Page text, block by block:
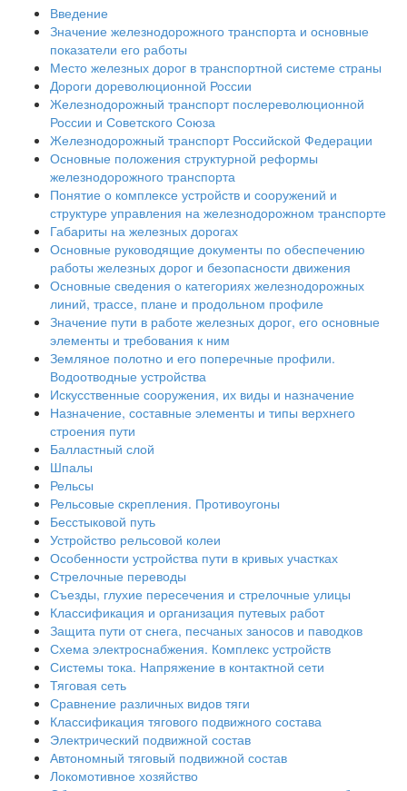
Введение
Значение железнодорожного транспорта и основные
показатели его работы
Место железных дорог в транспортной системе страны
Дороги дореволюционной России
Железнодорожный транспорт послереволюционной
России и Советского Союза
Железнодорожный транспорт Российской Федерации
Основные положения структурной реформы
железнодорожного транспорта
Понятие о комплексе устройств и сооружений и
структуре управления на железнодорожном транспорте
Габариты на железных дорогах
Основные руководящие документы по обеспечению
работы железных дорог и безопасности движения
Основные сведения о категориях железнодорожных
линий, трассе, плане и продольном профиле
Значение пути в работе железных дорог, его основные
элементы и требования к ним
Земляное полотно и его поперечные профили.
Водоотводные устройства
Искусственные сооружения, их виды и назначение
Назначение, составные элементы и типы верхнего
строения пути
Балластный слой
Шпалы
Рельсы
Рельсовые скрепления. Противоугоны
Бесстыковой путь
Устройство рельсовой колеи
Особенности устройства пути в кривых участках
Стрелочные переводы
Съезды, глухие пересечения и стрелочные улицы
Классификация и организация путевых работ
Защита пути от снега, песчаных заносов и паводков
Схема электроснабжения. Комплекс устройств
Системы тока. Напряжение в контактной сети
Тяговая сеть
Сравнение различных видов тяги
Классификация тягового подвижного состава
Электрический подвижной состав
Автономный тяговый подвижной состав
Локомотивное хозяйство